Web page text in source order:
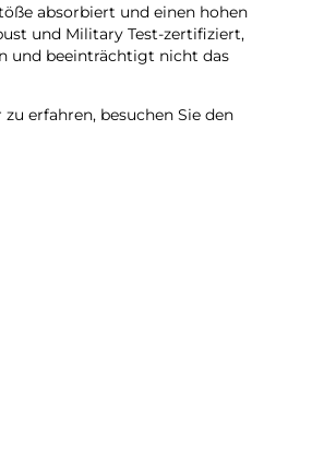
absorbiert und einen hohen
und Military Test-zertifiziert,
und beeinträchtigt nicht das
erfahren, besuchen Sie den